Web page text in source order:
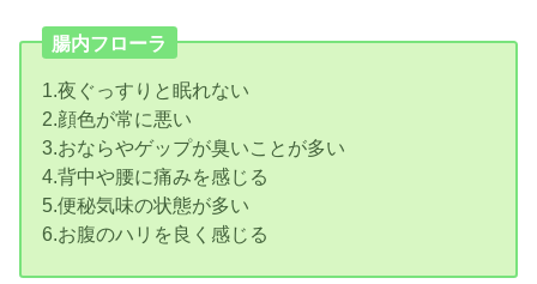
腸内フローラ
1.夜ぐっすりと眠れない
2.顔色が常に悪い
3.おならやゲップが臭いことが多い
4.背中や腰に痛みを感じる
5.便秘気味の状態が多い
6.お腹のハリを良く感じる